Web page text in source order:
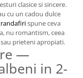
clasice si sincere.
cu un cadou dulce
spune ceva
nu romantism, ceea
prieteni apropiati.
—
in 2-